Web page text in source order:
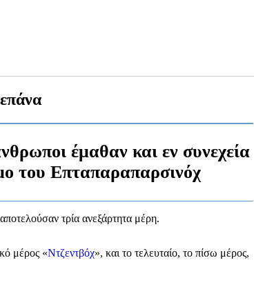
έμαθαν και εν συνεχεία
του Επταπαραπαρσινόχ
τρία ανεξάρτητα μέρη.
μέρος «Ντζεντβόχ», και το τελευταίο, το πίσω μέρος,